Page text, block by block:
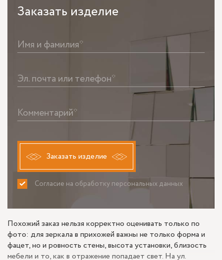
Заказать изделие
Имя и фамилия*
Эл. почта или телефон*
Комментарий*
Заказать изделие
Согласие на обработку персональных данных
ПРИНИМАЮ НЕ ПРИНИМАЮ
Похожий заказ нельзя корректно оценивать только по
фото: для зеркала в прихожей важны не только форма и
фацет, но и ровность стены, высота установки, близость
мебели и то, как в отражение попадает свет. На ул.